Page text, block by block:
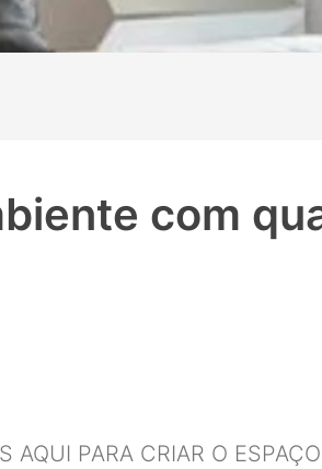
com
AQUI PARA CRIAR O